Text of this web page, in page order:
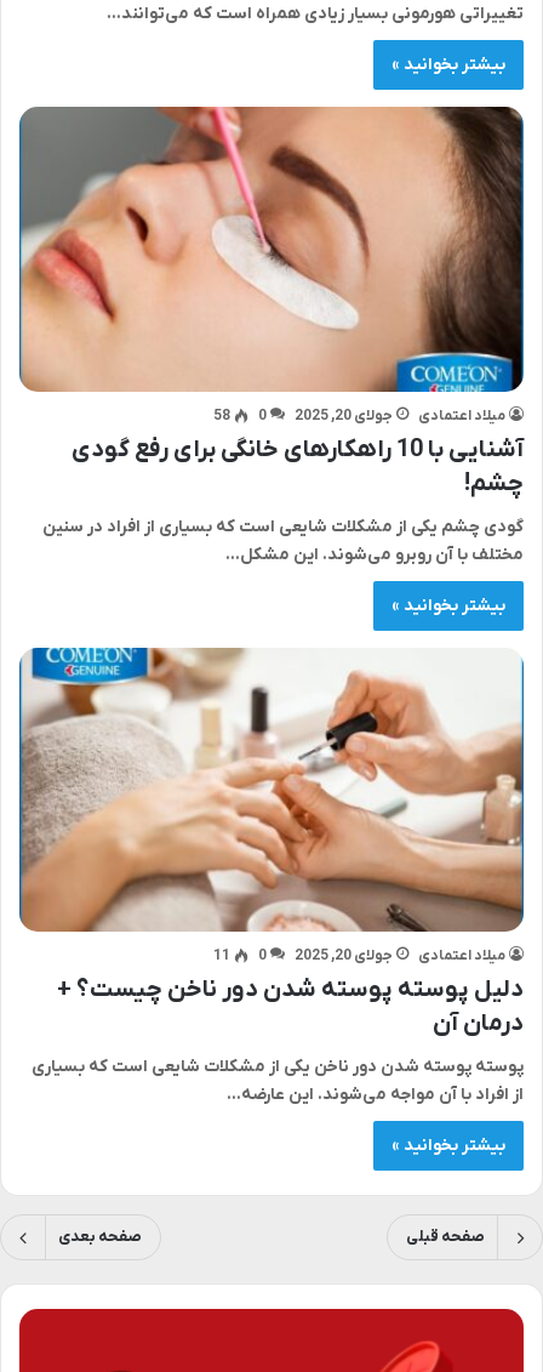
تغییراتی هورمونی بسیار زیادی همراه است که می‌توانند…
بیشتر بخوانید »
میلاد اعتمادی جولای 20, 2025 0
58
آشنایی با 10 راهکارهای خانگی برای رفع گودی
چشم!
گودی چشم یکی از مشکلات شایعی است که بسیاری از افراد در سنین
مختلف با آن روبرو می‌شوند. این مشکل…
بیشتر بخوانید »
میلاد اعتمادی جولای 20, 2025 0
11
دلیل پوسته پوسته شدن دور ناخن چیست؟ +
درمان آن
پوسته پوسته شدن دور ناخن یکی از مشکلات شایعی است که بسیاری
از افراد با آن مواجه می‌شوند. این عارضه…
بیشتر بخوانید »
صفحه قبلی صفحه بعدی